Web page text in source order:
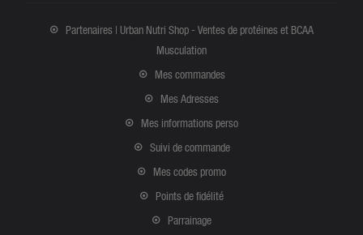
Partenaires | Urban Nutri Shop - Ventes de protéines et BCAA
Musculation
Mes commandes
Mes Adresses
Mes informations perso
Suivi de commande
Mes codes promo
Points de fidélité
Parrainage